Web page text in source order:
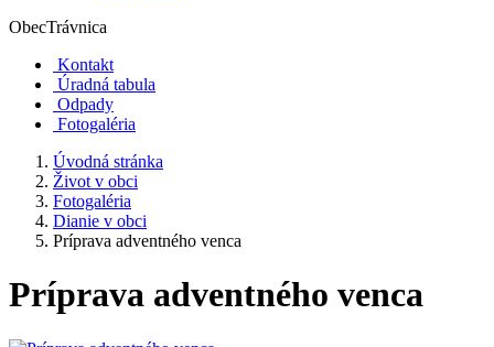
ObecTrávnica
Kontakt
Úradná tabula
Odpady
Fotogaléria
Úvodná stránka
Život v obci
Fotogaléria
Dianie v obci
Príprava adventného venca
Príprava adventného venca